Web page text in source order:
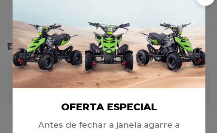
Previsão De Entrega: 08 - 15 Ago, 2026
OFERTA ESPECIAL
Antes de fechar a janela agarre a